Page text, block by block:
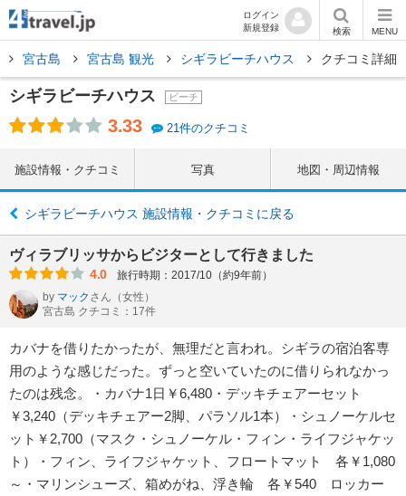
ログイン
新規登録
検索 MENU
宮古島 宮古島 観光 シギラビーチハウス クチコミ詳細
シギラビーチハウス ビーチ
3.33 21件のクチコミ
施設情報・クチコミ 写真 地図・周辺情報
シギラビーチハウス 施設情報・クチコミに戻る
ヴィラブリッサからビジターとして行きました
4.0
旅行時期：2017/10（約9年前）
by マック さん （女性）
宮古島 クチコミ：17件
カバナを借りたかったが、無理だと言われ。シギラの宿泊客専
用のような感じだった。ずっと空いていたのに借りられなかっ
たのは残念。・カバナ1日￥6,480・デッキチェアーセット
￥3,240（デッキチェアー2脚、パラソル1本）・シュノーケルセ
ット￥2,700（マスク・シュノーケル・フィン・ライフジャケッ
ト）・フィン、ライフジャケット、フロートマット 各￥1,080
～・マリンシューズ、箱めがね、浮き輪 各￥540 ロッカー